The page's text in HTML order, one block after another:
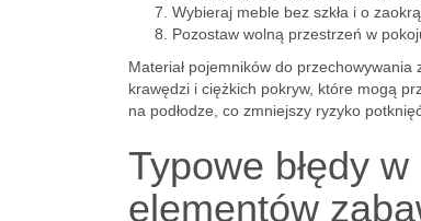
Wybieraj meble bez szkła i o
Pozostaw wolną przestrzeń w
Materiał pojemników do
krawędzi i ciężkich pokryw, które mogą
na podłodze, co zmniejszy ryzyko
Typowe błędy
elementów